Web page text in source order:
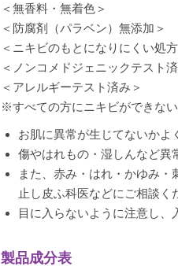
＜無香料・無着色＞
＜防腐剤（パラベン）無添加＞
＜ニキビのもとになりにくい処方
＜ノンコメドジェニックテスト
＜アレルギーテスト済み＞
※すべての方にニキビができな
お肌に異常が生じてないかよ
傷やはれもの・湿しんなど異
また、赤み・はれ・かゆみ
止し皮ふ科医などにご相談く
目に入らないように注意し、
製品成分表